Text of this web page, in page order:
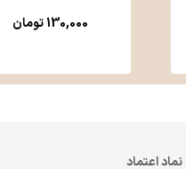
130,000تومان
نماد اعتماد